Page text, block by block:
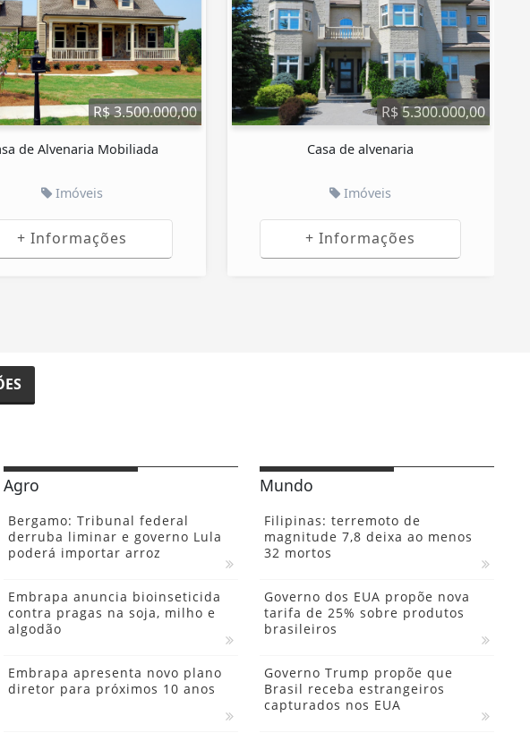
Honda CB500F 2020
Motos
+ Informações
R$ 30.500,00
Moto Honda Biz 110i Completa
Motos
+ Informações
Agro
Bergamo: Tribunal federal
derruba liminar e governo Lula
poderá importar arroz
Embrapa anuncia bioinseticida
contra pragas na soja, milho e
algodão
Embrapa apresenta novo plano
diretor para próximos 10 anos
Mundo
Filipinas: terremoto de
magnitude 7,8 deixa ao menos
32 mortos
Governo dos EUA propõe nova
tarifa de 25% sobre produtos
brasileiros
Governo Trump propõe que
Brasil receba estrangeiros
capturados nos EUA